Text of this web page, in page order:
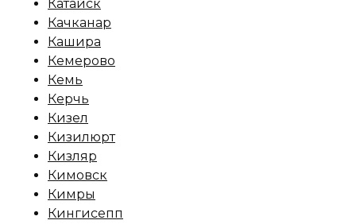
Катайск
Качканар
Кашира
Кемерово
Кемь
Керчь
Кизел
Кизилюрт
Кизляр
Кимовск
Кимры
Кингисепп